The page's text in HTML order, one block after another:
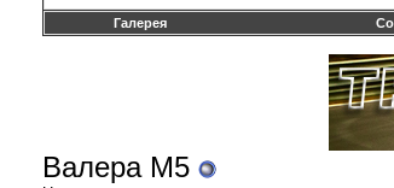
Галерея
Валера М5